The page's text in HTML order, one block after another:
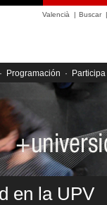
Valencià | Buscar|
· Programación · Participa
en la UPV